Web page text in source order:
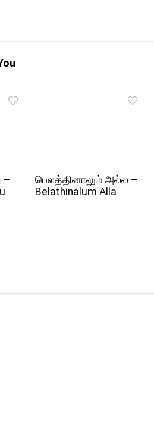
–
பெலத்தினாலும் அல்ல –
Belathinalum Alla